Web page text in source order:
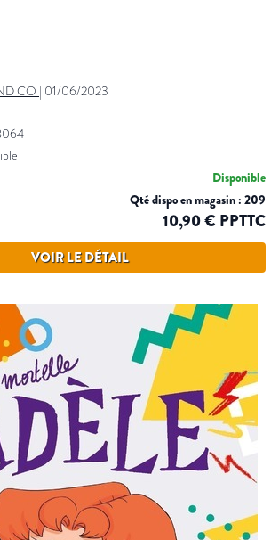
CO | 01/06/2023
Disponible
Qté dispo en magasin : 209
10,90 € PPTTC
VOIR LE DÉTAIL